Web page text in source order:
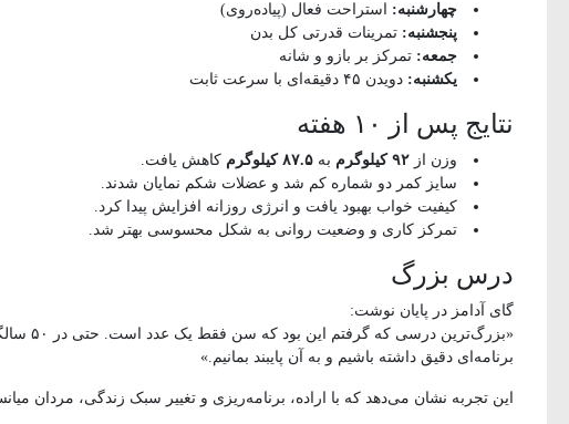
چهارشنبه: استراحت فعال (پیاده‌روی)
پنجشنبه: تمرینات قدرتی کل بدن
جمعه: تمرکز بر بازو و شانه
یکشنبه: دویدن ۴۵ دقیقه‌ای با سرعت ثابت
نتایج پس از ۱۰ هفته
وزن از ۹۲ کیلوگرم به ۸۷.۵ کیلوگرم
کاهش یافت.
سایز کمر دو شماره کم شد و عضلات شکم نمایان شدند.
کیفیت خواب بهبود یافت و انرژی روزانه افزایش پیدا کرد.
تمرکز کاری و وضعیت روانی به شکل محسوسی بهتر شد.
درس بزرگ
گای آدامز در پایان نوشت:
برنامه‌ای دقیق داشته باشیم و به آن پایبند بمانیم.»
این تجربه نشان می‌دهد که با اراده، برنامه‌ریزی و تغییر سبک زندگی، مردان